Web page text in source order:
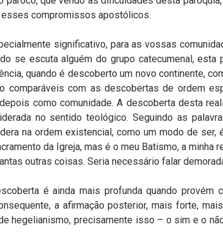
compromissos apostólicos.
significativo, para as vossas
se escuta alguém do grupo catecumenal,
quando é descoberto um novo continente,
comparáveis com as descobertas de ordem
como comunidade. A descoberta desta
no sentido teológico. Seguindo as
na ordem existencial, como um modo de
da Igreja, mas é o meu Batismo, a
outras coisas. Seria necessário falar
é ainda mais profunda quando
a afirmação posterior, mais forte,
hegelianismo, precisamente isso – o sim e o